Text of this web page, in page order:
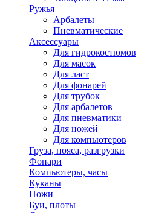
Ружья
Арбалеты
Пневматические
Аксессуары
Для гидрокостюмов
Для масок
Для ласт
Для фонарей
Для трубок
Для арбалетов
Для пневматики
Для ножей
Для компьютеров
Груза, пояса, разгрузки
Фонари
Компьютеры, часы
Куканы
Ножи
Буи, плоты